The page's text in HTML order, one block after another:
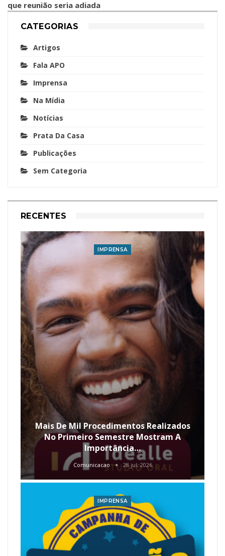
que reunião seria adiada
CATEGORIAS
Artigos
Fala APO
Imprensa
Na Mídia
Notícias
Prata Da Casa
Publicações
Sem Categoria
RECENTES
IMPRENSA
Mais De Mil Procedimentos Realizados
No Primeiro Semestre Mostram A
Importância…
Comunicacao 28 jul, 2026
IMPRENSA